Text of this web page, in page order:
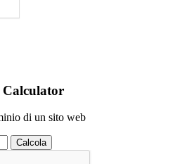
Calculator
di un sito web
Calcola